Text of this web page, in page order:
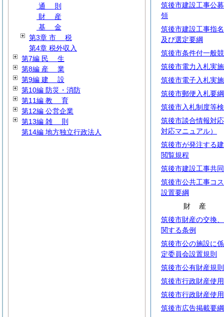
筑後市建設工事公
領
筑後市建設工事指
及び選定要綱
筑後市条件付一般
筑後市電力入札実
筑後市電子入札実
筑後市郵便入札要綱
筑後市入札制度等
筑後市談合情報対
対応マニュアル）
筑後市が発注する
閲覧規程
筑後市建設工事共
筑後市公共工事コ
設置要綱
財 産
筑後市財産の交換
関する条例
筑後市公の施設に
定委員会設置規則
筑後市公有財産規則
筑後市行政財産使
筑後市行政財産使
筑後市広告掲載要綱
通 則
財 産
基 金
第3章 市 税
第4章 税外収入
第7編 民 生
第8編 産 業
第9編 建 設
第10編 防災・消防
第11編 教 育
第12編 公営企業
第13編 雑 則
第14編 地方独立行政法人